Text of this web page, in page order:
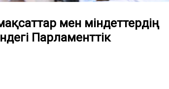
мен міндеттердің
Парламенттік